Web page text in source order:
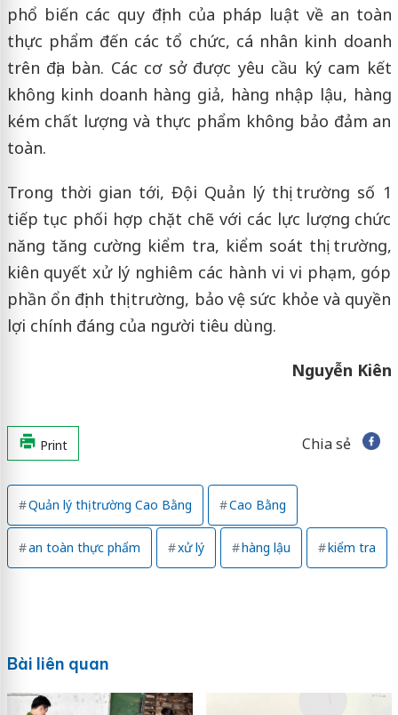
phổ biến các quy định của pháp luật về an toàn
thực phẩm đến các tổ chức, cá nhân kinh doanh
trên địa bàn. Các cơ sở được yêu cầu ký cam kết
không kinh doanh hàng giả, hàng nhập lậu, hàng
kém chất lượng và thực phẩm không bảo đảm an
toàn.
Trong thời gian tới, Đội Quản lý thị trường số 1
tiếp tục phối hợp chặt chẽ với các lực lượng chức
năng tăng cường kiểm tra, kiểm soát thị trường,
kiên quyết xử lý nghiêm các hành vi vi phạm, góp
phần ổn định thị trường, bảo vệ sức khỏe và quyền
lợi chính đáng của người tiêu dùng.
Nguyễn Kiên
Print Chia sẻ
Quản lý thị trường Cao Bằng Cao Bằng
an toàn thực phẩm xử lý hàng lậu kiểm tra
Bài liên quan